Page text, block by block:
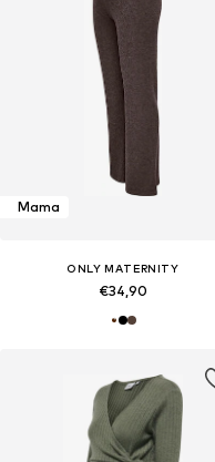
Mama
ONLY MATERNITY
€34,90